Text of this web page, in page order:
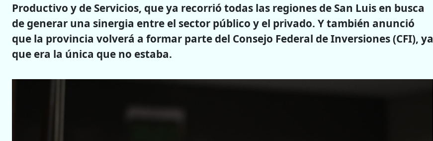
Productivo y de Servicios, que ya recorrió todas las regiones de San Luis en busca
de generar una sinergia entre el sector público y el privado. Y también anunció
que la provincia volverá a formar parte del Consejo Federal de Inversiones (CFI), ya
que era la única que no estaba.